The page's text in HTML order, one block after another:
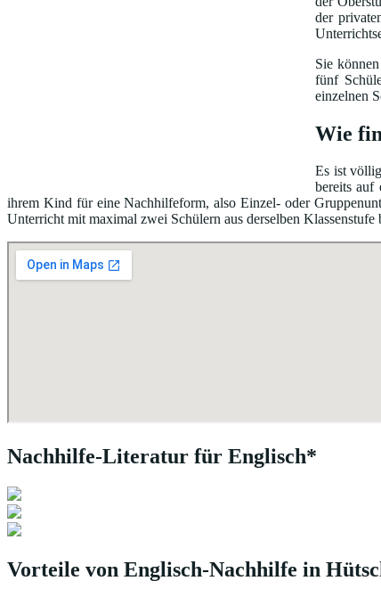
der
Sie
fünf
einzelnen
Wie
Es ist
bereits auf
ihrem Kind für eine Nachhilfeform, also Einzel- oder
Unterricht mit maximal zwei Schülern aus derselben Klassenstufe
Nachhilfe-Literatur für Englisch*
Vorteile von Englisch-Nachhilfe in